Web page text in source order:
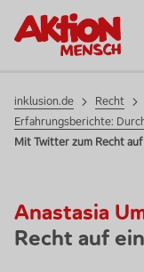
Zugang
zum
Recht
inklusion.de Recht
Erfahrungsberichte:
Mit Twitter zum Recht
Anastasia
Recht auf